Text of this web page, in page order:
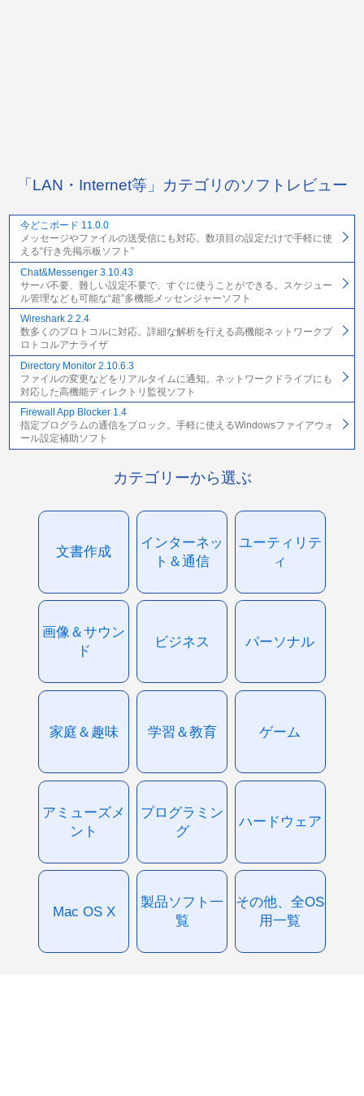
「LAN・Internet等」カテゴリのソフトレビュー
今どこボード 11.0.0
メッセージやファイルの送受信にも対応。数項目の設定だけで手軽に使
える“行き先掲示板ソフト”
Chat&Messenger 3.10.43
サーバ不要、難しい設定不要で、すぐに使うことができる。スケジュー
ル管理なども可能な“超”多機能メッセンジャーソフト
Wireshark 2.2.4
数多くのプロトコルに対応。詳細な解析を行える高機能ネットワークプ
ロトコルアナライザ
Directory Monitor 2.10.6.3
ファイルの変更などをリアルタイムに通知。ネットワークドライブにも
対応した高機能ディレクトリ監視ソフト
Firewall App Blocker 1.4
指定プログラムの通信をブロック。手軽に使えるWindowsファイアウォ
ール設定補助ソフト
カテゴリーから選ぶ
文書作成
インターネッ
ト＆通信
ユーティリテ
ィ
画像＆サウン
ド
ビジネス パーソナル
家庭＆趣味 学習＆教育 ゲーム
アミューズメ
ント
プログラミン
グ
ハードウェア
Mac OS X
製品ソフト一
覧
その他、全OS
用一覧